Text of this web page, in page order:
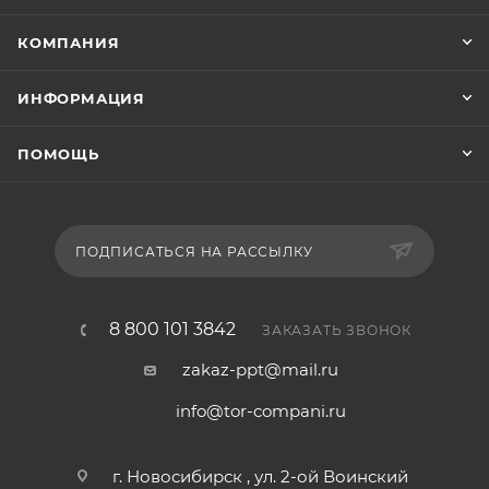
КОМПАНИЯ
ИНФОРМАЦИЯ
ПОМОЩЬ
ПОДПИСАТЬСЯ НА РАССЫЛКУ
8 800 101 3842 ЗАКАЗАТЬ ЗВОНОК
zakaz-ppt@mail.ru
info@tor-compani.ru
г. Новосибирск , ул. 2-ой Воинский